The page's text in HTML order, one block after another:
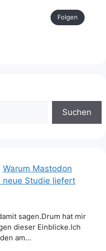
Folgen
Suchen
Warum Mastodon
neue Studie liefert
sagen.Drum hat mir
dieser Einblicke.Ich
am…